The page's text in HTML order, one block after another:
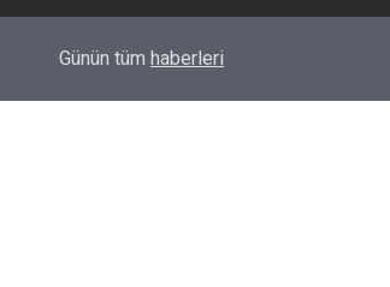
Eğiti Bir Sen'den Kadınlar İçin Olay Teklif:
Günün tüm haberleri